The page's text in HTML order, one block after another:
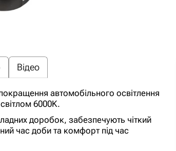
Відео
автомобільного освітлення
6000K.
доробок, забезпечують чіткий
час доби та комфорт під час